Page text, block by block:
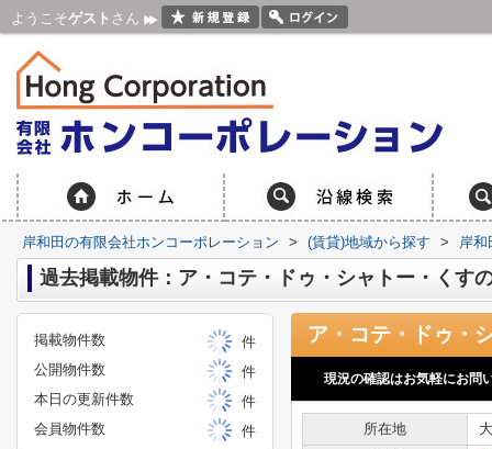
ようこそゲスト さん
岸和田の有限会社ホンコーポレーション > (賃貸)地域から探す > 岸和
過去掲載物件：ア・コテ・ドゥ・シャトー・くす
現況の確認はお気軽にお問
所在地
掲載物件数
件
公開物件数
件
本日の更新件数
件
会員物件数
件